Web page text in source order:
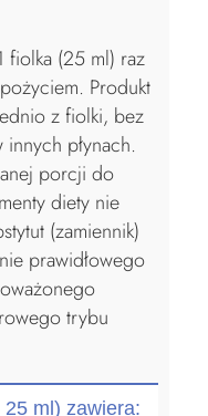
fiolka (25 ml) raz
Produkt
z fiolki, bez
płynach.
porcji do
diety nie
(zamiennik)
prawidłowego
trybu
ml) zawiera: